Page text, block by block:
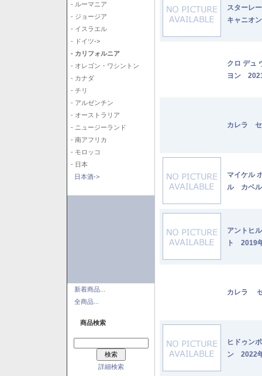
- ルーマニア
- ジョージア
- イスラエル
- ドイツ->
- カリフォルニア
- オレゴン・ワシントン
- カナダ
- チリ
- アルゼンチン
- オーストラリア
- ニュージーランド
- 南アフリカ
- モロッコ
- 日本
日本酒->
新着商品...
全商品...
商品検索
詳細検索
スターレ
キャニオ
クロ デュ
ヨン
カレラ
マイケル
ル カベ
アントヒ
ト 2019
カレラ
ヒドゥン
ン 2022